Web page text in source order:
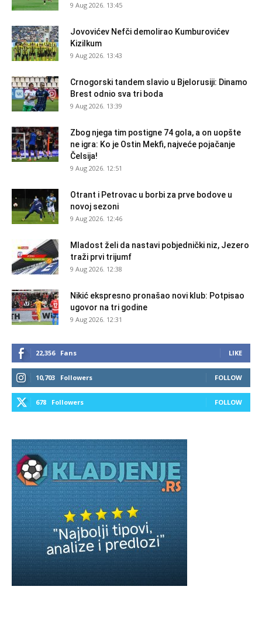
9 Aug 2026. 13:45
Jovovićev Nefči demolirao Kumburovićev
Kizilkum
9 Aug 2026. 13:43
Crnogorski tandem slavio u Bjelorusiji: Dinamo
Brest odnio sva tri boda
9 Aug 2026. 13:39
Zbog njega tim postigne 74 gola, a on uopšte
ne igra: Ko je Ostin Mekfi, najveće pojačanje
Čelsija!
9 Aug 2026. 12:51
Otrant i Petrovac u borbi za prve bodove u
novoj sezoni
9 Aug 2026. 12:46
Mladost želi da nastavi pobjednički niz, Jezero
traži prvi trijumf
9 Aug 2026. 12:38
Nikić ekspresno pronašao novi klub: Potpisao
ugovor na tri godine
9 Aug 2026. 12:31
22,356 Fans LIKE
10,703 Followers FOLLOW
678 Followers FOLLOW